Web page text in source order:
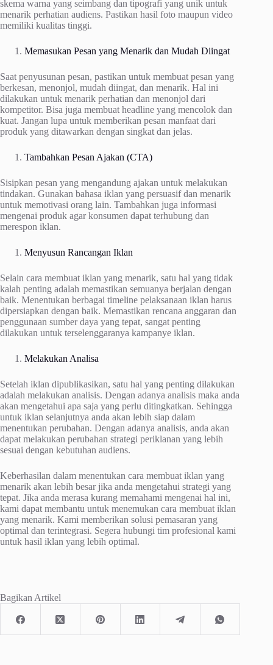
skema warna yang seimbang dan tipografi yang unik untuk
menarik perhatian audiens. Pastikan hasil foto maupun video
memiliki kualitas tinggi.
Memasukan Pesan yang Menarik dan Mudah Diingat
Saat penyusunan pesan, pastikan untuk membuat pesan yang
berkesan, menonjol, mudah diingat, dan menarik. Hal ini
dilakukan untuk menarik perhatian dan menonjol dari
kompetitor. Bisa juga membuat headline yang mencolok dan
kuat. Jangan lupa untuk memberikan pesan manfaat dari
produk yang ditawarkan dengan singkat dan jelas.
Tambahkan Pesan Ajakan (CTA)
Sisipkan pesan yang mengandung ajakan untuk melakukan
tindakan. Gunakan bahasa iklan yang persuasif dan menarik
untuk memotivasi orang lain. Tambahkan juga informasi
mengenai produk agar konsumen dapat terhubung dan
merespon iklan.
Menyusun Rancangan Iklan
Selain cara membuat iklan yang menarik, satu hal yang tidak
kalah penting adalah memastikan semuanya berjalan dengan
baik. Menentukan berbagai timeline pelaksanaan iklan harus
dipersiapkan dengan baik. Memastikan rencana anggaran dan
penggunaan sumber daya yang tepat, sangat penting
dilakukan untuk terselenggaranya kampanye iklan.
Melakukan Analisa
Setelah iklan dipublikasikan, satu hal yang penting dilakukan
adalah melakukan analisis. Dengan adanya analisis maka anda
akan mengetahui apa saja yang perlu ditingkatkan. Sehingga
untuk iklan selanjutnya anda akan lebih siap dalam
menentukan perubahan. Dengan adanya analisis, anda akan
dapat melakukan perubahan strategi periklanan yang lebih
sesuai dengan kebutuhan audiens.
Keberhasilan dalam menentukan cara membuat iklan yang
menarik akan lebih besar jika anda mengetahui strategi yang
tepat. Jika anda merasa kurang memahami mengenai hal ini,
kami dapat membantu untuk menemukan cara membuat iklan
yang menarik. Kami memberikan solusi pemasaran yang
optimal dan terintegrasi. Segera hubungi tim profesional kami
untuk hasil iklan yang lebih optimal.
Bagikan Artikel